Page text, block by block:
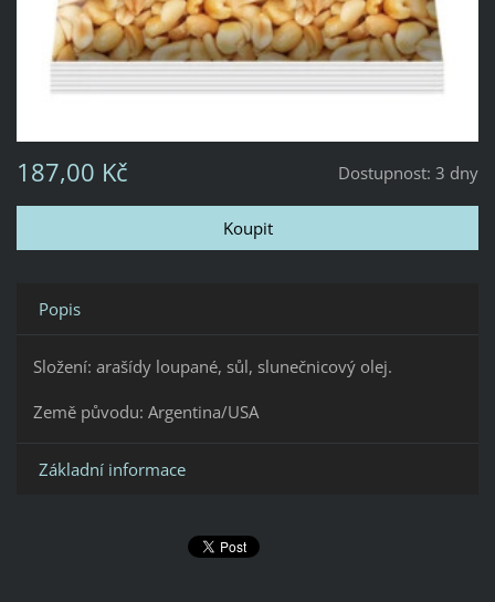
Dostupnost: 3 dny
187,00 Kč
Popis
Složení: arašídy loupané, sůl, slunečnicový olej.
Země původu: Argentina/USA
Základní informace